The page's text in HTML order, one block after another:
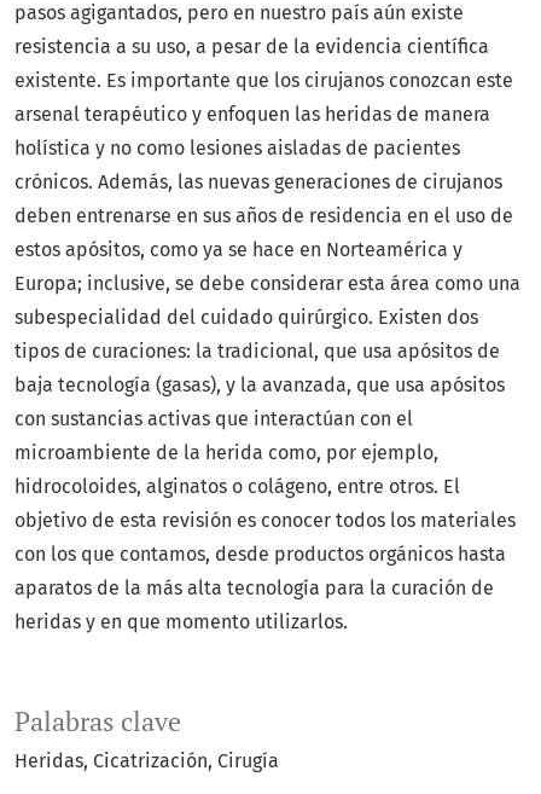
Palabras clave
Heridas Cicatrización Cirugía
pasos agigantados, pero en nuestro país aún existe
resistencia a su uso, a pesar de la evidencia científica
existente. Es importante que los cirujanos conozcan este
arsenal terapéutico y enfoquen las heridas de manera
holística y no como lesiones aisladas de pacientes
crónicos. Además, las nuevas generaciones de cirujanos
deben entrenarse en sus años de residencia en el uso de
estos apósitos, como ya se hace en Norteamérica y
Europa; inclusive, se debe considerar esta área como una
subespecialidad del cuidado quirúrgico. Existen dos
tipos de curaciones: la tradicional, que usa apósitos de
baja tecnología (gasas), y la avanzada, que usa apósitos
con sustancias activas que interactúan con el
microambiente de la herida como, por ejemplo,
hidrocoloides, alginatos o colágeno, entre otros. El
objetivo de esta revisión es conocer todos los materiales
con los que contamos, desde productos orgánicos hasta
aparatos de la más alta tecnología para la curación de
heridas y en que momento utilizarlos.